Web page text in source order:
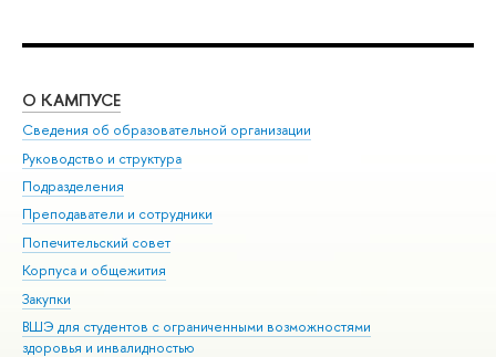
О КАМПУСЕ
Сведения об образовательной организации
Руководство и структура
Подразделения
Преподаватели и сотрудники
Попечительский совет
Корпуса и общежития
Закупки
ВШЭ для студентов с ограниченными возможностями
здоровья и инвалидностью